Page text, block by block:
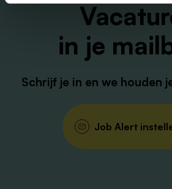
in je
Schrijf je in en we houden
Job Alert